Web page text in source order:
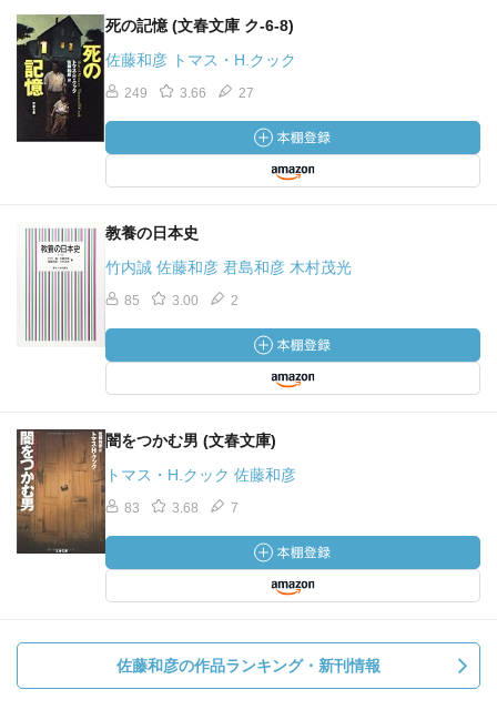
死の記憶 (文春文庫 ク-6-8)
佐藤和彦 トマス・H.クック
249 3.66 27
教養の日本史
竹内誠 佐藤和彦 君島和彦 木村茂光
85 3.00 2
闇をつかむ男 (文春文庫)
トマス・H.クック 佐藤和彦
83 3.68 7
佐藤和彦の作品ランキング・新刊情報